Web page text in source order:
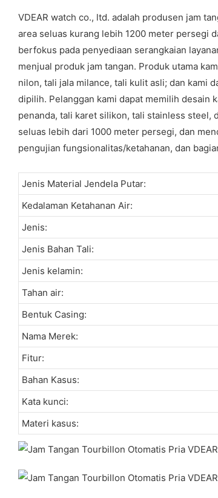
VDEAR watch co., ltd. adalah produsen jam
area seluas kurang lebih 1200 meter persegi
berfokus pada penyediaan serangkaian
menjual produk jam tangan. Produk utama
nilon, tali jala milance, tali kulit asli; dan kami
dipilih. Pelanggan kami dapat memilih desain
penanda, tali karet silikon, tali stainless steel,
seluas lebih dari 1000 meter persegi, dan
pengujian fungsionalitas/ketahanan, dan
Jenis Material Jendela Putar:
Kedalaman Ketahanan Air:
Jenis:
Jenis Bahan Tali:
Jenis kelamin:
Tahan air:
Bentuk Casing:
Nama Merek:
Fitur:
Bahan Kasus:
Kata kunci:
Materi kasus: